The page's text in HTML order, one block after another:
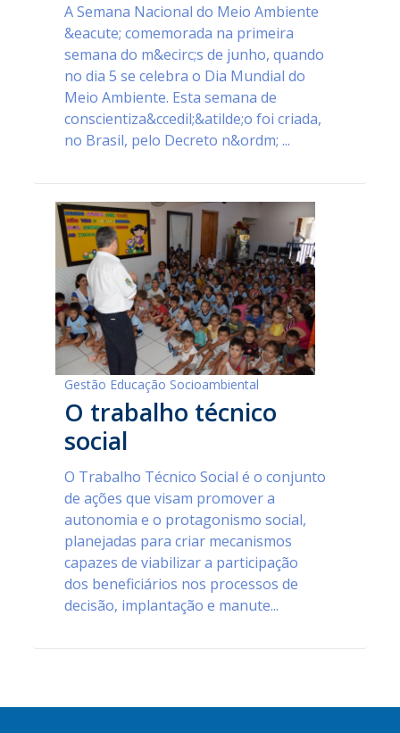
A Semana Nacional do Meio Ambiente
&eacute; comemorada na primeira
semana do m&ecirc;s de junho, quando
no dia 5 se celebra o Dia Mundial do
Meio Ambiente. Esta semana de
conscientiza&ccedil;&atilde;o foi criada,
no Brasil, pelo Decreto n&ordm; ...
Gestão Educação Socioambiental
O trabalho técnico
social
O Trabalho Técnico Social é o conjunto
de ações que visam promover a
autonomia e o protagonismo social,
planejadas para criar mecanismos
capazes de viabilizar a participação
dos beneficiários nos processos de
decisão, implantação e manute...